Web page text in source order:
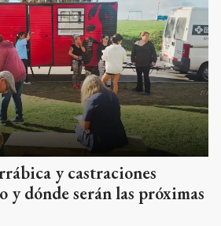
y castraciones
y dónde serán las próximas